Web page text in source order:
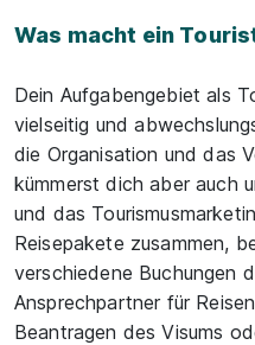
Was macht ein
Dein Aufgabengebiet als
vielseitig und
die Organisation und das
kümmerst dich aber auch
und das
Reisepakete zusammen,
verschiedene Buchungen
Ansprechpartner für
Beantragen des Visums